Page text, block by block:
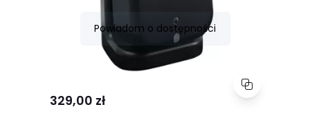
Powiadom o dostępności
329,00 zł